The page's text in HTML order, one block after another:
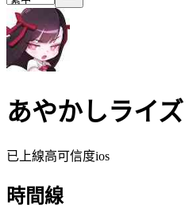
あやかしライ
已上線高可信度ios
時間線